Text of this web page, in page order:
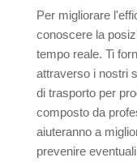
Per migliorare
conoscere la
tempo reale. Ti
attraverso i nostri
di trasporto per
composto da
aiuteranno a
prevenire